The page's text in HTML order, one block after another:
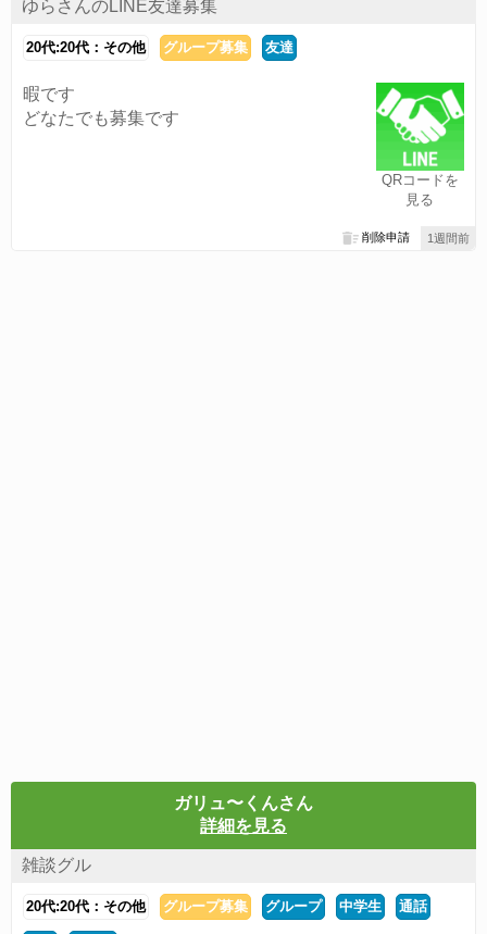
ゆらさんのLINE友達募集
20代:20代：その他 グループ募集 友達
QRコードを
見る
暇です
どなたでも募集です
1週間前
削除申請
ガリュ〜くんさん
詳細を見る
雑談グル
20代:20代：その他 グループ募集 グループ 中学生 通話